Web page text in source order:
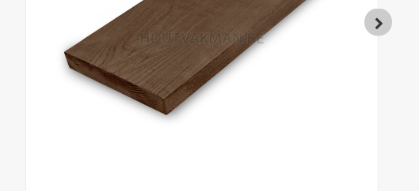
Alle vijzen
Verbindingsstukken
Houten pennen